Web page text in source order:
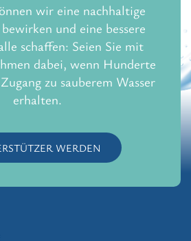
wir eine nachhaltige
und eine bessere
schaffen: Seien Sie mit
dabei, wenn Hunderte
zu sauberem Wasser
erhalten.
WERDEN